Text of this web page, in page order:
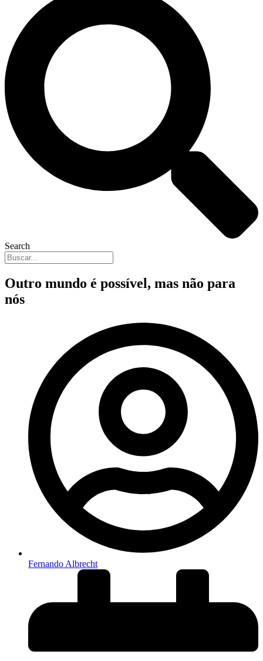
Search
Outro mundo é possível, mas não para
nós
Fernando Albrecht